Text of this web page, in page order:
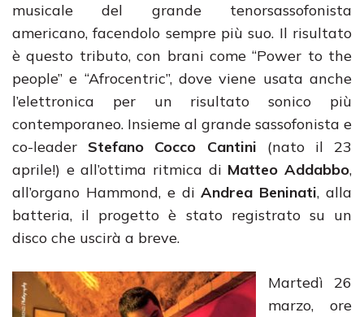
musicale del grande tenorsassofonista
americano, facendolo sempre più suo. Il risultato
è questo tributo, con brani come “Power to the
people” e “Afrocentric”, dove viene usata anche
l’elettronica per un risultato sonico più
contemporaneo. Insieme al grande sassofonista e
co-leader Stefano Cocco Cantini (nato il 23
aprile!) e all’ottima ritmica di Matteo Addabbo,
all’organo Hammond, e diAndrea Beninati, alla
batteria, il progetto è stato registrato su un
disco che uscirà a breve.
Martedì 26
marzo, ore